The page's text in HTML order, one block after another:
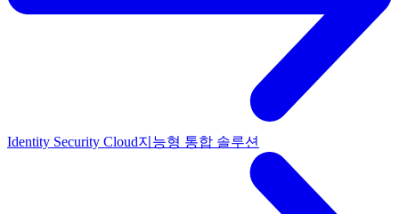
Identity Security Cloud지능형 통합 솔루션